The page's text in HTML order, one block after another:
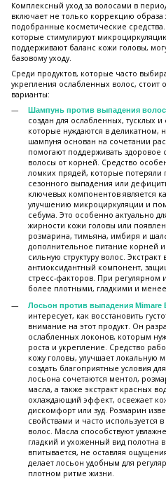
Комплексный уход за волосами в
включает не только коррекцию
подобранные косметические
которые стимулируют
поддерживают баланс кожи головы,
базовому уходу.
Среди продуктов, которые часто
укрепления ослабленных волос, стоит
варианты:
Шампунь против выпадения
создан для ослабленных, тусклых
которые нуждаются в деликатном,
шампуня основан на сочетании
помогают поддерживать здоровое
волосы от корней. Средство
ломких прядей, которые потеряли
сезонного выпадения или
ключевых компонентов является
улучшению микроциркуляции и
себума. Это особенно актуально
жирности кожи головы или
розмарина, тимьяна, имбиря и
дополнительное питание корней
сильную структуру волос. Экстракт
антиоксидантный компонент,
стресс-факторов. При регулярном
более плотными, гладкими и
Лосьон против выпадения Mimare
интересует, как восстановить
внимание на этот продукт. Он
ослабленных локонов, которым
роста и укрепление. Средство
кожу головы, улучшает локальную
создать благоприятные условия
лосьона сочетаются ментол,
масла, а также экстракт красных
охлаждающий эффект, освежает
дискомфорт или зуд. Розмарин
свойствами и часто используется
волос. Масла способствуют
гладкий и ухоженный вид полотна
впитывается, не оставляя
делает лосьон удобным для
плотном ритме жизни.